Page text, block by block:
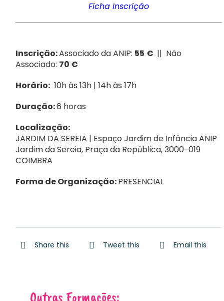
Ficha Inscrição
Inscrição:Associado da ANIP: 55 € || Não
Associado: 70 €
Horário: 10h às 13h | 14h às 17h
Duração:6 horas
Localização:
JARDIM DA SEREIA | Espaço Jardim de Infância ANIP
Jardim da Sereia, Praça da República, 3000-019
COIMBRA
Forma de Organização:PRESENCIAL
Share this Tweet this Email this
Outras Formações: